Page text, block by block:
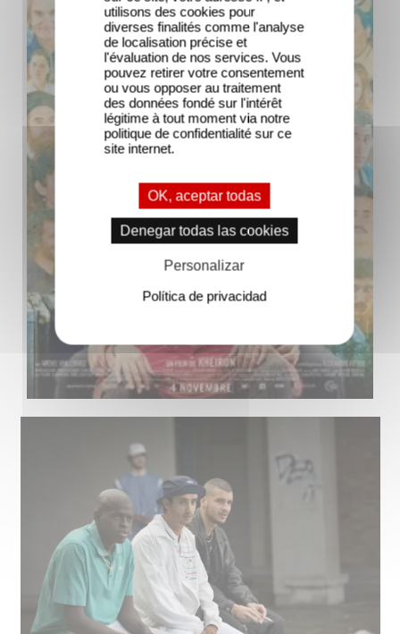
utilisons des cookies pour
diverses finalités comme l'analyse
de localisation précise et
l'évaluation de nos services. Vous
pouvez retirer votre consentement
ou vous opposer au traitement
des données fondé sur l'intérêt
légitime à tout moment via notre
politique de confidentialité sur ce
site internet.
OK, aceptar todas
Denegar todas las cookies
Personalizar
Política de privacidad